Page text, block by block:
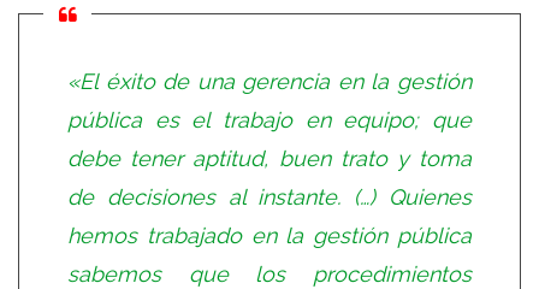
«El éxito de una gerencia en la gestión
pública es el trabajo en equipo; que
debe tener aptitud, buen trato y toma
de decisiones al instante. (…) Quienes
hemos trabajado en la gestión pública
sabemos que los procedimientos